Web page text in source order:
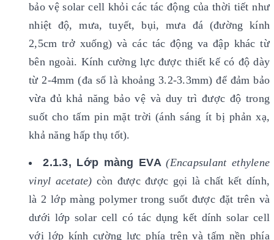
bảo vệ solar cell khỏi các tác động của thời tiết như
nhiệt độ, mưa, tuyết, bụi, mưa đá (đường kính
2,5cm trở xuống) và các tác động va đập khác từ
bên ngoài. Kính cường lực được thiết kế có độ dày
từ 2-4mm (đa số là khoảng 3.2-3.3mm) để đảm bảo
vừa đủ khả năng bảo vệ và duy trì được độ trong
suốt cho tấm pin mặt trời (ánh sáng ít bị phản xạ,
khả năng hấp thụ tốt).
2.1.3, Lớp màng EVA(Encapsulant ethylene
vinyl acetate) còn được được gọi là chất kết dính,
là 2 lớp màng polymer trong suốt được đặt trên và
dưới lớp solar cell có tác dụng kết dính solar cell
với lớp kính cường lực phía trên và tấm nền phía